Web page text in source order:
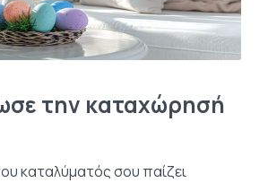
την καταχώρησή
καταλύματός σου παίζει